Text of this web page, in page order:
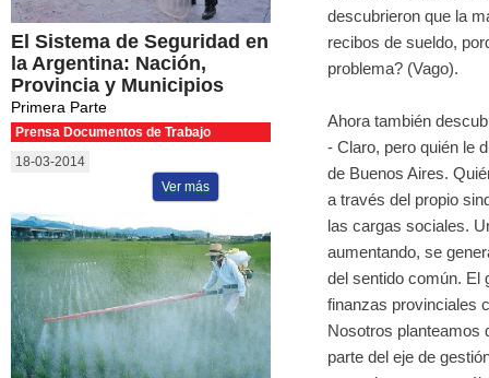
El Sistema de Seguridad en
la Argentina: Nación,
Provincia y Municipios
Primera Parte
Prensa Documentos de Trabajo
18-03-2014
Ver más
descubrieron que la
recibos de sueldo,
problema? (Vago).
Ahora también
- Claro, pero quién le
de Buenos Aires.
a través del propio
las cargas sociales.
aumentando, se
del sentido común. El
finanzas provinciales
Nosotros planteamos
parte del eje de